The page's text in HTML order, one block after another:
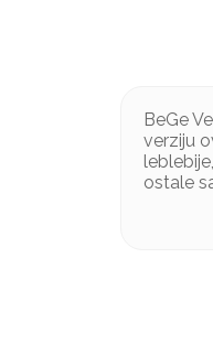
BeGe
verziju
ostale